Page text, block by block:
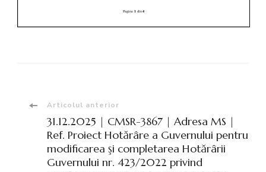
Navigare
Articolul anterior
31.12.2025 | CMSR-3867 | Adresa MS |
Ref. Proiect Hotărâre a Guvernului pentru
modificarea şi completarea Hotărârii
Guvernului nr. 423/2022 privind